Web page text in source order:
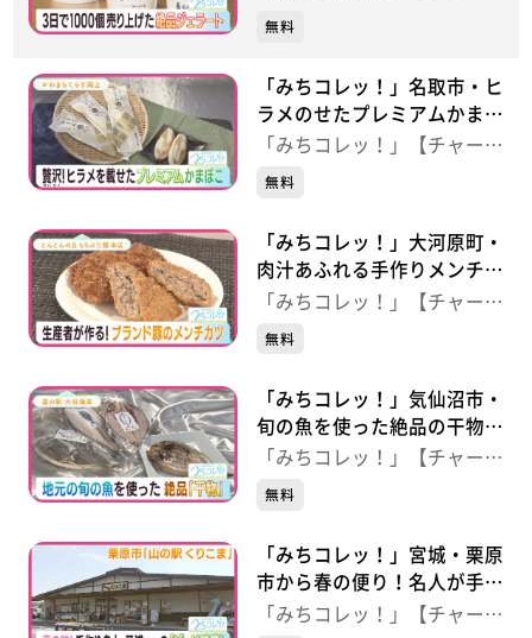
ジ！】
無料
「みちコレッ！」名取市・ヒ
ラメのせたプレミアムかまぼ
こ 【かわまちてらす閖上】
「みちコレッ！」【チャー
ジ！】
無料
「みちコレッ！」大河原町・
肉汁あふれる手作りメンチカ
ツ 【とんとんの丘もちぶた
「みちコレッ！」【チャー
ジ！】
無料
「みちコレッ！」気仙沼市・
旬の魚を使った絶品の干物
【道の駅 大谷海岸】
「みちコレッ！」【チャー
ジ！】
無料
「みちコレッ！」宮城・栗原
市から春の便り！名人が手作
りする“ばっけ味噌” 【山の
「みちコレッ！」【チャー